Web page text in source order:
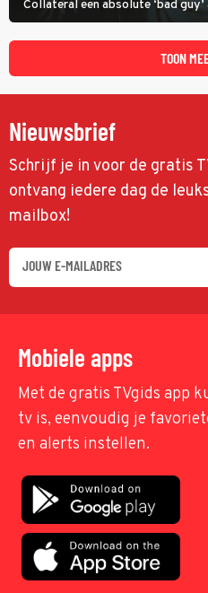
Collateral een absolute ‘bad
Cruise) heeft hem nodig om hem
wel heel lugubere reden.
TOON
Nieuwsbrief
Schrijf je in voor de gratis
ontvang iedere dag de
mailbox!
Mobiele apps
Met de gratis TVgids app
tv is, eenvoudig je
en alerts instellen.